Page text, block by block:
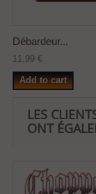
Débardeur...
11,99 €
Add to cart
LES
ONT